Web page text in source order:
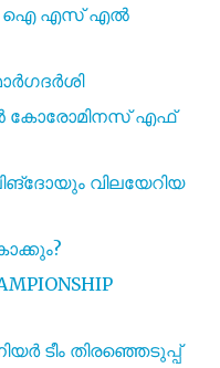
ഐ എസ്‌ എൽ
കോരോമിനസ് എഫ്
വിലയേറിയ
ടീം തിരഞ്ഞെടുപ്പ്